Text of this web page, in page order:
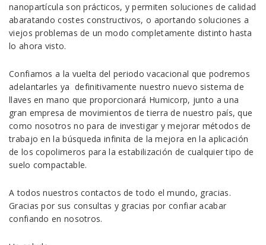
nanopartícula son prácticos, y permiten soluciones de calidad
abaratando costes constructivos, o aportando soluciones a
viejos problemas de un modo completamente distinto hasta
lo ahora visto.
Confiamos a la vuelta del periodo vacacional que podremos
adelantarles ya definitivamente nuestro nuevo sistema de
llaves en mano que proporcionará Humicorp, junto a una
gran empresa de movimientos de tierra de nuestro país, que
como nosotros no para de investigar y mejorar métodos de
trabajo en la búsqueda infinita de la mejora en la aplicación
de los copolimeros para la estabilización de cualquier tipo de
suelo compactable.
A todos nuestros contactos de todo el mundo, gracias.
Gracias por sus consultas y gracias por confiar acabar
confiando en nosotros.